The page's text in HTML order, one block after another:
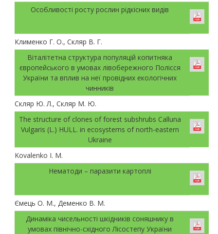
Особливості росту рослин рідкісних видів
Клименко Г. О., Скляр В. Г.
Віталітетна структура популяцій копитняка
європейського в умовах лівобережного Полісся
України та вплив на неї провідних екологічних
чинників
Скляр Ю. Л., Скляр М. Ю.
The structure of clones of forest subshrubs Calluna
Vulgaris (L.) HULL. in ecosystems of north-eastern
Ukraine
Kovalenko I. M.
Нематоди – паразити картоплі
Ємець О. М., Деменко В. М.
Динаміка чисельності шкідників соняшнику в
умовах північно-східного Лісостепу України